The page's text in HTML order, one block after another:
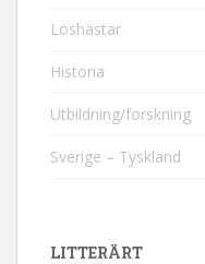
Löshästar
Historia
Utbildning/forskning
Sverige – Tyskland
LITTERÄRT